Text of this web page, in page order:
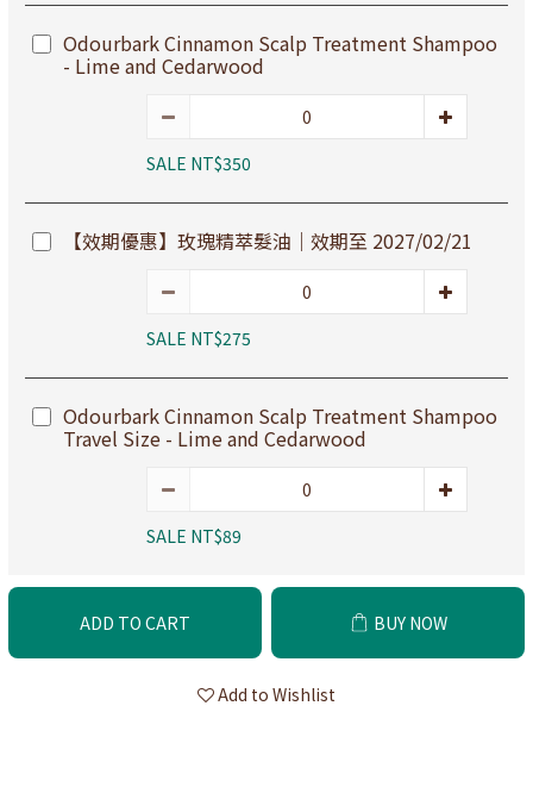
Odourbark Cinnamon Scalp Treatment Shampoo
- Lime and Cedarwood
SALE NT$350
【效期優惠】玫瑰精萃髮油｜效期至 2027/02/21
SALE NT$275
Odourbark Cinnamon Scalp Treatment Shampoo
Travel Size - Lime and Cedarwood
SALE NT$89
ADD TO CART BUY NOW
Add to Wishlist